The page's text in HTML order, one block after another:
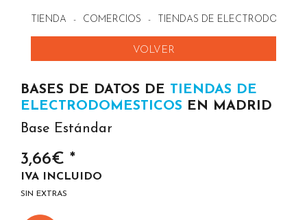
TIENDA - COMERCIOS - TIENDAS DE
VOLVER
BASES DE DATOS DE TIENDAS DE
ELECTRODOMESTICOS EN MADRID
Base Estándar
3,66€ *
IVA INCLUIDO
SIN EXTRAS